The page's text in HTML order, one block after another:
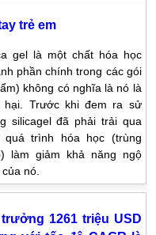
trẻ em
gel là một chất hóa học
phần chính trong các gói
không có nghĩa là nó là
hại. Trước khi đem ra sử
silicagel đã phải trải qua
quá trình hóa học (trùng
làm giảm khả năng ngộ
nó.
1261 triệu USD